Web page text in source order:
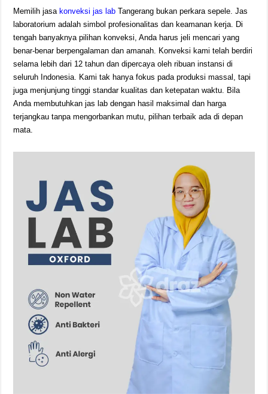
Memilih jasa konveksi jas lab Tangerang bukan perkara sepele. Jas
laboratorium adalah simbol profesionalitas dan keamanan kerja. Di
tengah banyaknya pilihan konveksi, Anda harus jeli mencari yang
benar-benar berpengalaman dan amanah. Konveksi kami telah berdiri
selama lebih dari 12 tahun dan dipercaya oleh ribuan instansi di
seluruh Indonesia. Kami tak hanya fokus pada produksi massal, tapi
juga menjunjung tinggi standar kualitas dan ketepatan waktu. Bila
Anda membutuhkan jas lab dengan hasil maksimal dan harga
terjangkau tanpa mengorbankan mutu, pilihan terbaik ada di depan
mata.